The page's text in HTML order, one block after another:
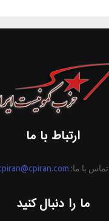
ارتباط با ما
تماس با ما:
ما را دنبال کنید